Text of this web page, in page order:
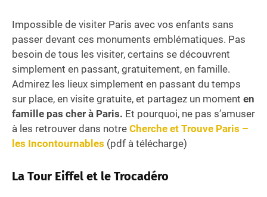
Impossible de visiter Paris avec vos enfants sans
passer devant ces monuments emblématiques. Pas
besoin de tous les visiter, certains se découvrent
simplement en passant, gratuitement, en famille.
Admirez les lieux simplement en passant du temps
sur place, en visite gratuite, et partagez un moment en
famille pas cher à Paris. Et pourquoi, ne pas s’amuser
à les retrouver dans notre Cherche et Trouve Paris –
les Incontournables (pdf à télécharge)
La Tour Eiffel et le Trocadéro